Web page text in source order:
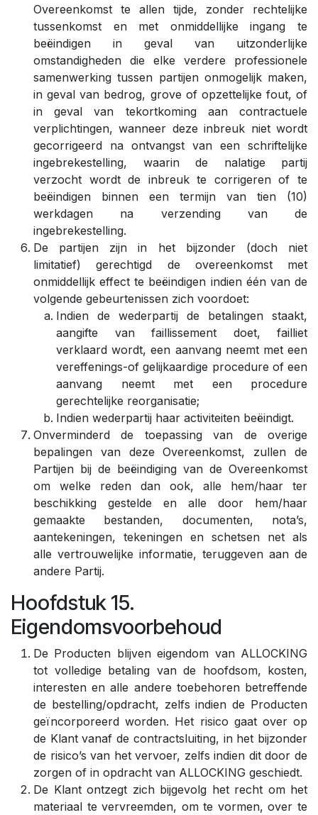
Overeenkomst te allen tijde, zonder rechtelijke
tussenkomst en met onmiddellijke ingang te
beëindigen in geval van uitzonderlijke
omstandigheden die elke verdere professionele
samenwerking tussen partijen onmogelijk maken,
in geval van bedrog, grove of opzettelijke fout, of
in geval van tekortkoming aan contractuele
verplichtingen, wanneer deze inbreuk niet wordt
gecorrigeerd na ontvangst van een schriftelijke
ingebrekestelling, waarin de nalatige partij
verzocht wordt de inbreuk te corrigeren of te
beëindigen binnen een termijn van tien (10)
werkdagen na verzending van de
ingebrekestelling.
De partijen zijn in het bijzonder (doch niet
limitatief) gerechtigd de overeenkomst met
onmiddellijk effect te beëindigen indien één van de
volgende gebeurtenissen zich voordoet:
Indien de wederpartij de betalingen staakt,
aangifte van faillissement doet, failliet
verklaard wordt, een aanvang neemt met een
vereffenings-of gelijkaardige procedure of een
aanvang neemt met een procedure
gerechtelijke reorganisatie;
Indien wederpartij haar activiteiten beëindigt.
Onverminderd de toepassing van de overige
bepalingen van deze Overeenkomst, zullen de
Partijen bij de beëindiging van de Overeenkomst
om welke reden dan ook, alle hem/haar ter
beschikking gestelde en alle door hem/haar
gemaakte bestanden, documenten, nota’s,
aantekeningen, tekeningen en schetsen net als
alle vertrouwelijke informatie, teruggeven aan de
andere Partij.
Hoofdstuk 15.
Eigendomsvoorbehoud
De Producten blijven eigendom van ALLOCKING
tot volledige betaling van de hoofdsom, kosten,
interesten en alle andere toebehoren betreffende
de bestelling/opdracht, zelfs indien de Producten
geïncorporeerd worden. Het risico gaat over op
de Klant vanaf de contractsluiting, in het bijzonder
de risico’s van het vervoer, zelfs indien dit door de
zorgen of in opdracht van ALLOCKING geschiedt.
De Klant ontzegt zich bijgevolg het recht om het
materiaal te vervreemden, om te vormen, over te